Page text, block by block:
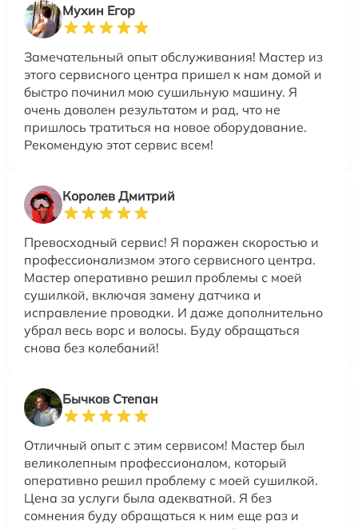
Мухин Егор
Замечательный опыт обслуживания! Мастер из
этого сервисного центра пришел к нам домой и
быстро починил мою сушильную машину. Я
очень доволен результатом и рад, что не
пришлось тратиться на новое оборудование.
Рекомендую этот сервис всем!
Королев Дмитрий
Превосходный сервис! Я поражен скоростью и
профессионализмом этого сервисного центра.
Мастер оперативно решил проблемы с моей
сушилкой, включая замену датчика и
исправление проводки. И даже дополнительно
убрал весь ворс и волосы. Буду обращаться
снова без колебаний!
Бычков Степан
Отличный опыт с этим сервисом! Мастер был
великолепным профессионалом, который
оперативно решил проблему с моей сушилкой.
Цена за услуги была адекватной. Я без
сомнения буду обращаться к ним еще раз и